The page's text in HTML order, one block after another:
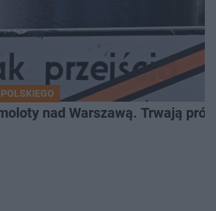
nad Warszawą. Trwają